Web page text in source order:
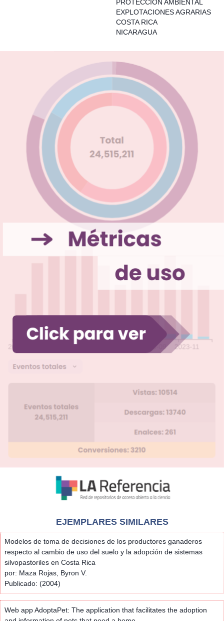
PROTECCION AMBIENTAL
EXPLOTACIONES AGRARIAS
COSTA RICA
NICARAGUA
EJEMPLARES SIMILARES
Modelos de toma de decisiones de los productores ganaderos
respecto al cambio de uso del suelo y la adopción de sistemas
silvopastoriles en Costa Rica
por: Maza Rojas, Byron V.
Publicado: (2004)
Web app AdoptaPet: The application that facilitates the adoption